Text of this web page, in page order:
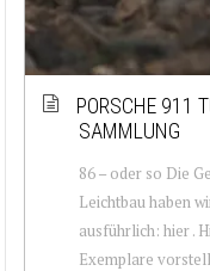
PORSCHE 911
SAMMLUNG
86 – oder so Die
Leichtbau haben
ausführlich: hier .
Exemplare